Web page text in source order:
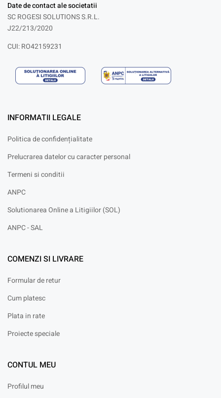
Date de contact ale societatii
SC ROGESI SOLUTIONS S.R.L.
J22/213/2020
CUI: RO42159231
INFORMATII LEGALE
Politica de confidențialitate
Prelucrarea datelor cu caracter personal
Termeni si conditii
ANPC
Solutionarea Online a Litigiilor (SOL)
ANPC - SAL
COMENZI SI LIVRARE
Formular de retur
Cum platesc
Plata in rate
Proiecte speciale
CONTUL MEU
Profilul meu